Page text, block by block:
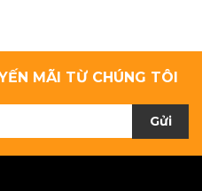
MÃI TỪ CHÚNG TÔI
Gửi